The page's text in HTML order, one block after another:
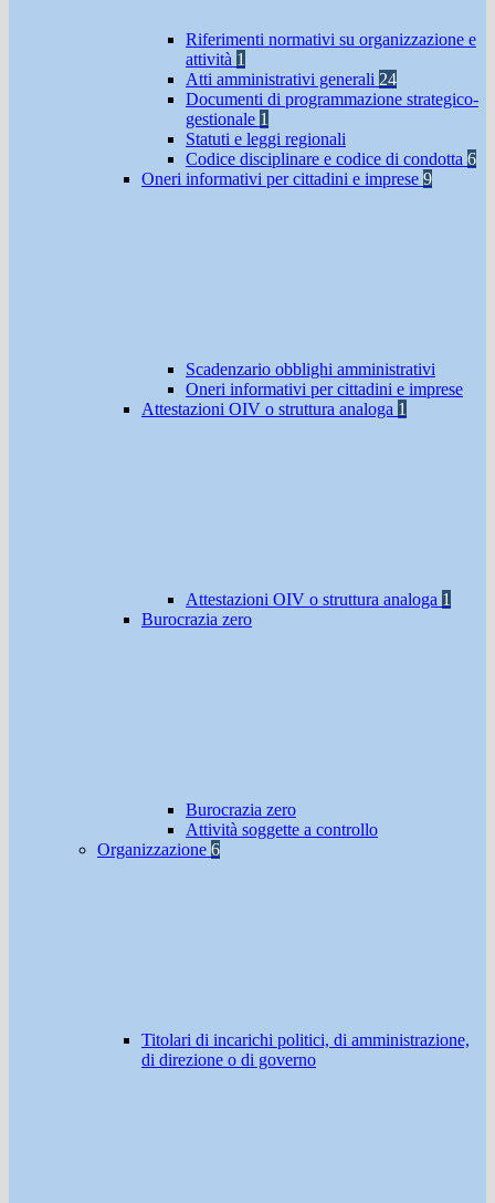
Riferimenti normativi su organizzazione e
attività 1
Atti amministrativi generali 24
Documenti di programmazione strategico-
gestionale 1
Statuti e leggi regionali
Codice disciplinare e codice di condotta 6
Oneri informativi per cittadini e imprese 9
Scadenzario obblighi amministrativi
Oneri informativi per cittadini e imprese
Attestazioni OIV o struttura analoga 1
Attestazioni OIV o struttura analoga 1
Burocrazia zero
Burocrazia zero
Attività soggette a controllo
Organizzazione 6
Titolari di incarichi politici, di amministrazione,
di direzione o di governo